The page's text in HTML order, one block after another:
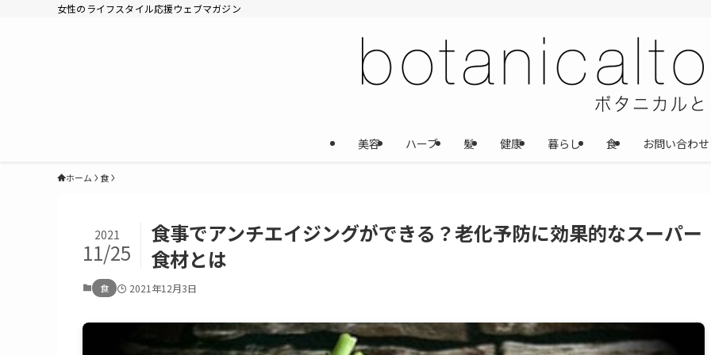
女性のライフスタイル応援ウェブマガジン
美容 ハーブ 髪 健康 暮らし 食 お問い合わせ
ホーム 食
食事でアンチエイジングができる？老化予防に効果的なスーパー
食材とは
2021
11/25
食 2021年12月3日